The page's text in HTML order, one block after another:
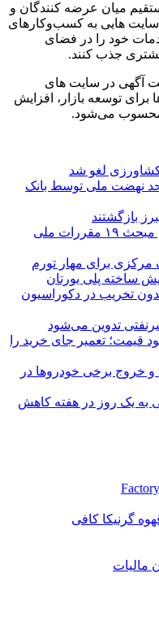
میان عرضه کنندگان و
هایی به کسب‌وکارهای
خود را در فضای
جذب کنند.
آگهی در سایت های
توسعه بازار، افزایش
محسوب می‌شود.
کشاورزی لغو شد
از ۳۹۶ هزار واحد نهضت ملی توسط بانک
تمدید اجرای همزمان دو ویرایش مبحث ۱۹ مقررات ملی
مرکزی برای مهار تورم
ساخته پلی یورتان
تخریب در دکوراسیون
تدوین می‌شود
قیمت؛ تعمیر جای خرید را
خروج برخی خودروها در
یک روز در هفته کاهش
گرنیکا کافی
مالیات